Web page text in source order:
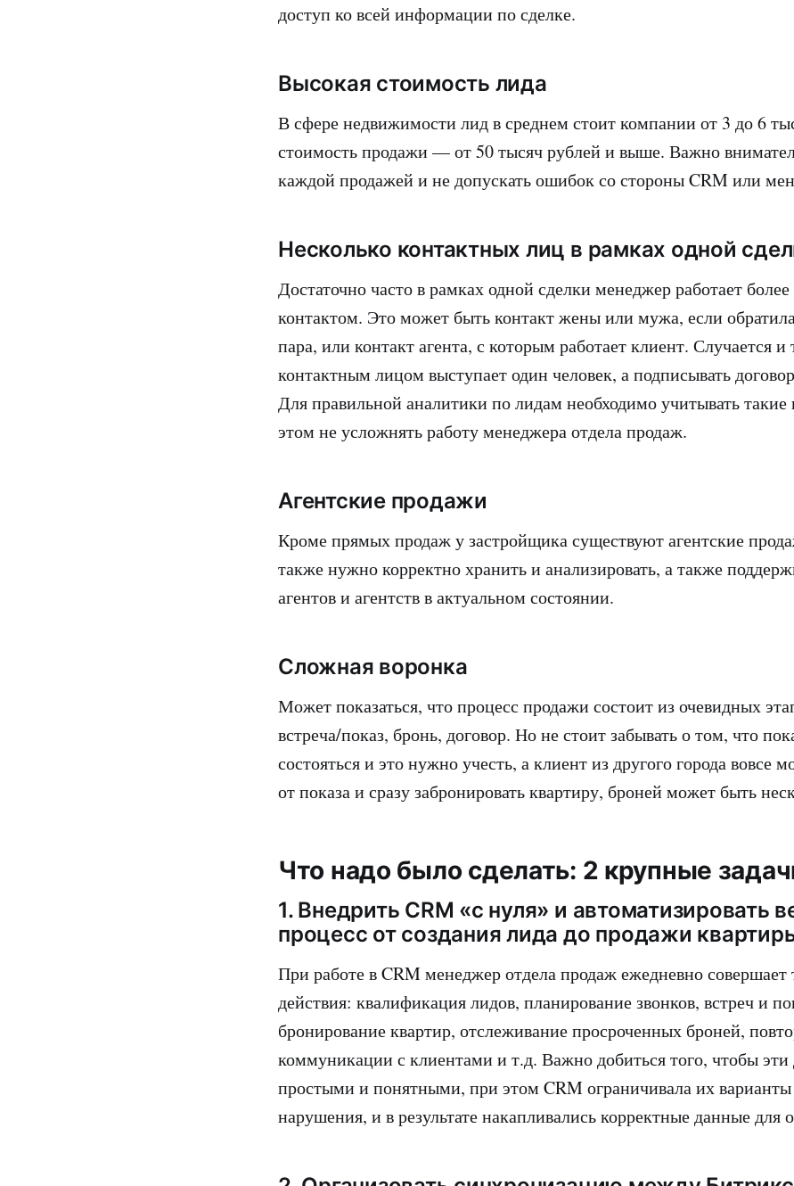
доступ ко всей информации по сделке.
Высокая стоимость лида
В сфере недвижимости лид в среднем стоит компании от 3 до 6
стоимость продажи — от 50 тысяч рублей и выше. Важно
каждой продажей и не допускать ошибок со стороны CRM или
Несколько контактных лиц в рамках одной
Достаточно часто в рамках одной сделки менеджер работает
контактом. Это может быть контакт жены или мужа, если
пара, или контакт агента, с которым работает клиент. Случается и
контактным лицом выступает один человек, а подписывать
Для правильной аналитики по лидам необходимо учитывать
этом не усложнять работу менеджера отдела продаж.
Агентские продажи
Кроме прямых продаж у застройщика существуют агентские
также нужно корректно хранить и анализировать, а также
агентов и агентств в актуальном состоянии.
Сложная воронка
Может показаться, что процесс продажи состоит из очевидных
встреча/показ, бронь, договор. Но не стоит забывать о том, что
состояться и это нужно учесть, а клиент из другого города вовсе
от показа и сразу забронировать квартиру, броней может быть
Что надо было сделать: 2 крупные
1. Внедрить CRM «с нуля» и автоматизировать
процесс от создания лида до продажи
При работе в CRM менеджер отдела продаж ежедневно совершает
действия: квалификация лидов, планирование звонков, встреч и
бронирование квартир, отслеживание просроченных броней,
коммуникации с клиентами и т.д. Важно добиться того, чтобы
простыми и понятными, при этом CRM ограничивала их
нарушения, и в результате накапливались корректные данные для